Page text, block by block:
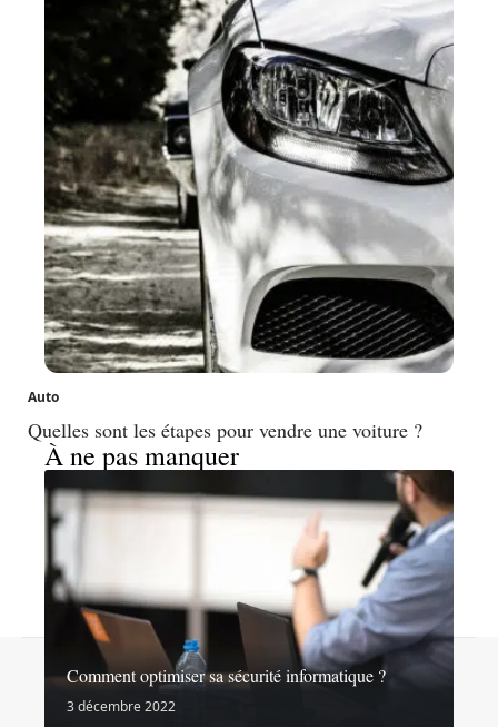
Auto
Quelles sont les étapes pour vendre une voiture ?
À ne pas manquer
Comment optimiser sa sécurité informatique ?
3 décembre 2022© 2026 | noslibertes.org
Mentions légales Sitemap